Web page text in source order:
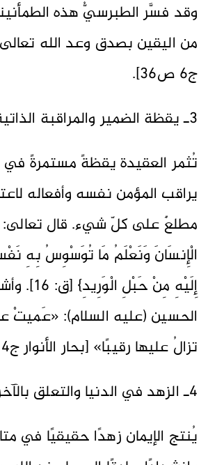
وقد فسَّر الطبرسيُّ هذه
من اليقين بصدق وعد الله
ج6 ص36].
3ـ يقظة الضمير والمراقبة الذاتية
تُثمر العقيدة يقظةً مستمرةً في
يراقب المؤمن نفسه وأفعاله
مطلعٌ على كلّ شيء. قال تعالى:
الْإِنسَانَ وَنَعْلَمُ مَا تُوَسْوِسُ بِهِ
إِلَيْهِ مِنْ حَبْلِ
الحسين (عليه السلام): «عَميتْ
تزالُ عليها رقيبًا» [بحار الأنوار ج64 ص142].
4ـ الزهد في الدنيا والتعلق بالآخرة:
يُنتج الإيمان زهدًا حقيقيًا في